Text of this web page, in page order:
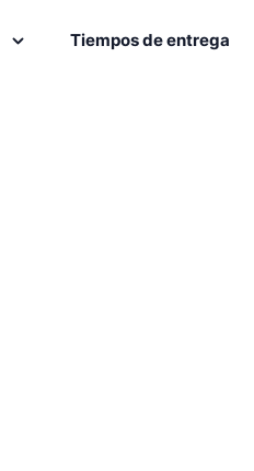
Tiempos de entrega